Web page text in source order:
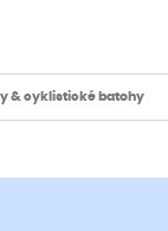
& cyklistické batohy